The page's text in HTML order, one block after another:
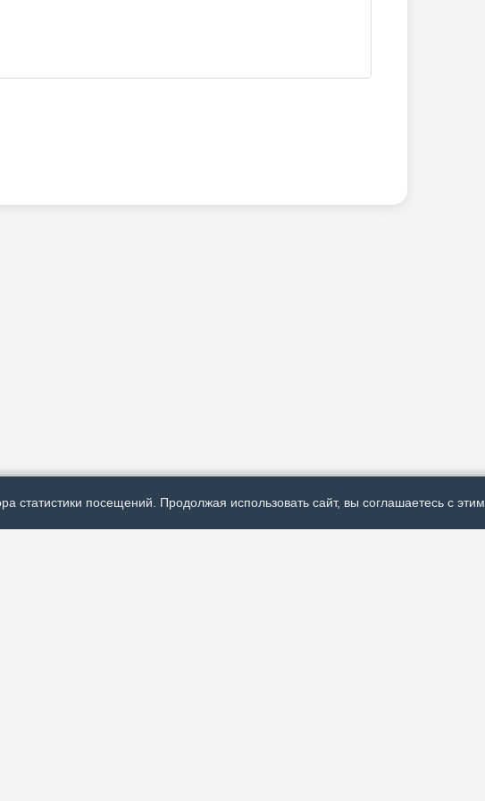
статистики посещений. Продолжая использовать сайт, вы соглашаетесь с этим.